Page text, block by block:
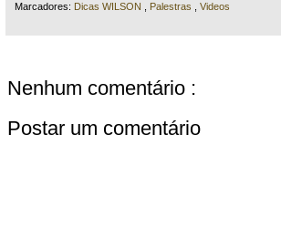
Marcadores: Dicas WILSON , Palestras , Videos
Nenhum comentário :
Postar um comentário